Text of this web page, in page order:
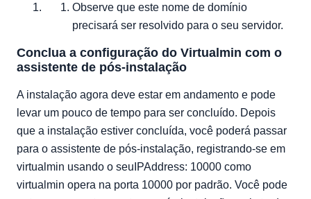
Observe que este nome de domínio
precisará ser resolvido para o seu servidor.
Conclua a configuração do Virtualmin com o
assistente de pós-instalação
A instalação agora deve estar em andamento e pode
levar um pouco de tempo para ser concluído. Depois
que a instalação estiver concluída, você poderá passar
para o assistente de pós-instalação, registrando-se em
virtualmin usando o seuIPAddress: 10000 como
virtualmin opera na porta 10000 por padrão. Você pode